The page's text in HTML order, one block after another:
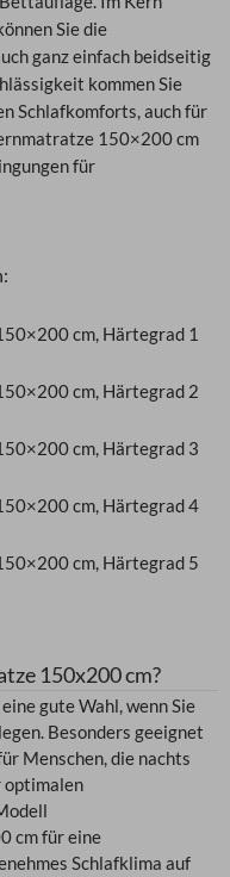
Sie die
ganz einfach beidseitig
kommen Sie
Schlafkomforts, auch für
150×200 cm
für
cm, Härtegrad 1
cm, Härtegrad 2
cm, Härtegrad 3
cm, Härtegrad 4
cm, Härtegrad 5
150x200 cm?
gute Wahl, wenn Sie
Besonders geeignet
Menschen, die nachts
optimalen
cm für eine
Schlafklima auf